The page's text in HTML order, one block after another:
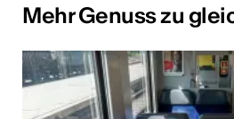
Mehr Genuss zu